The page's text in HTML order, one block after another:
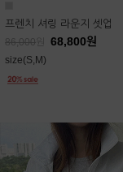
프렌치 셔링 라운지 셋업
86,000 68,800원
size(S,M)